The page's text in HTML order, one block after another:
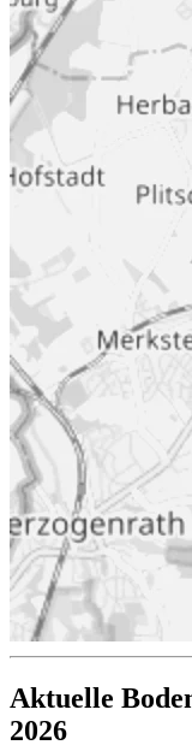
Aktuelle
2026